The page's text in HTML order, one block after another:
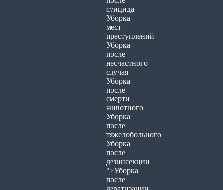
суицида
Уборка
мест
преступлений
Уборка
после
несчастного
случая
Уборка
после
смерти
животного
Уборка
после
тяжелобольного
Уборка
после
дезинсекции
">Уборка
после
дератизации